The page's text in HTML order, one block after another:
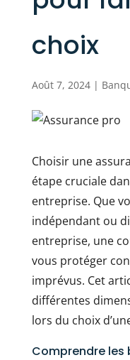
choix
Août 7, 2024|
Choisir une
étape cruciale
entreprise. Que
indépendant ou
entreprise, une
vous protéger
imprévus. Cet
différentes
lors du choix
Comprendre les